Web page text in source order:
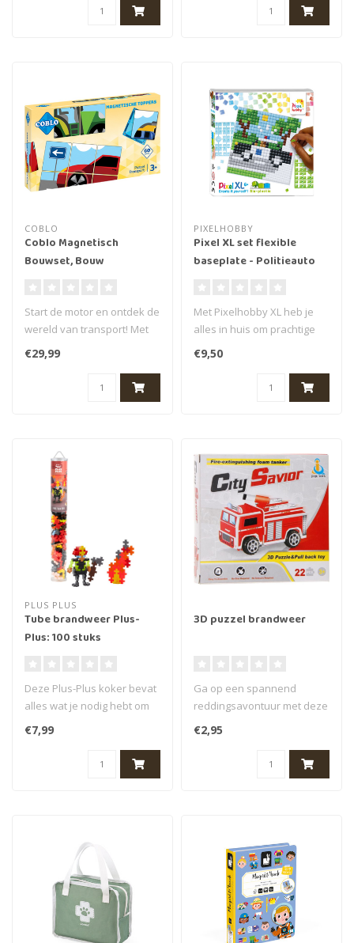
COBLO
Coblo Magnetisch
Bouwset, Bouw
stuks
Start de motor en ontdek de
wereld van transport! Met
de Coblo Transport
Toppers..
€29,99
PIXELHOBBY
Pixel XL set flexible
baseplate - Politieauto
Met Pixelhobby XL heb je
alles in huis om prachtige
ontwerpen te creëren!
Ontde..
€9,50
PLUS PLUS
Tube brandweer Plus-
Plus: 100 stuks
Deze Plus-Plus koker bevat
alles wat je nodig hebt om
een brandweerman te
maken...
€7,99
3D puzzel brandweer
Ga op een spannend
reddingsavontuur met deze
3D puzzel van een
brandweerauto. Pu..
€2,95